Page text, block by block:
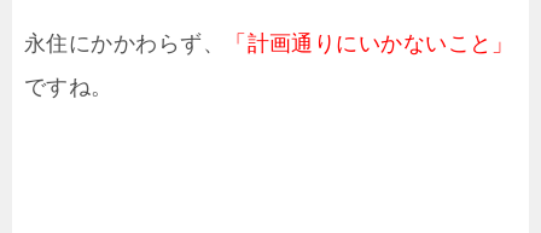
永住にかかわらず、
「計画通りにいかないこと」
ですね。